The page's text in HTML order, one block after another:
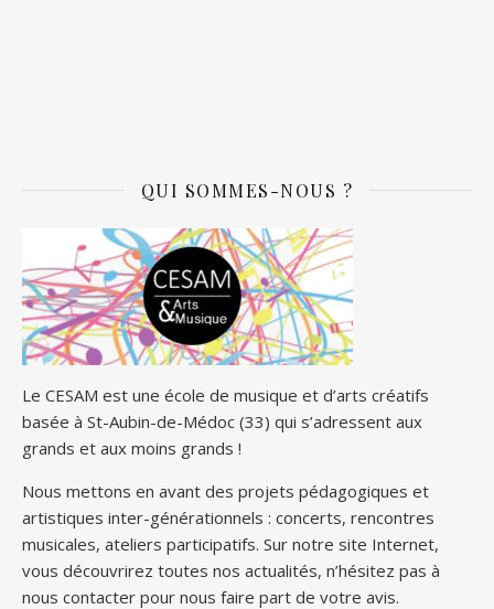
QUI SOMMES-NOUS ?
Le CESAM est une école de musique et d’arts créatifs
basée à St-Aubin-de-Médoc (33) qui s’adressent aux
grands et aux moins grands !
Nous mettons en avant des projets pédagogiques et
artistiques inter-générationnels : concerts, rencontres
musicales, ateliers participatifs. Sur notre site Internet,
vous découvrirez toutes nos actualités, n’hésitez pas à
nous contacter pour nous faire part de votre avis.